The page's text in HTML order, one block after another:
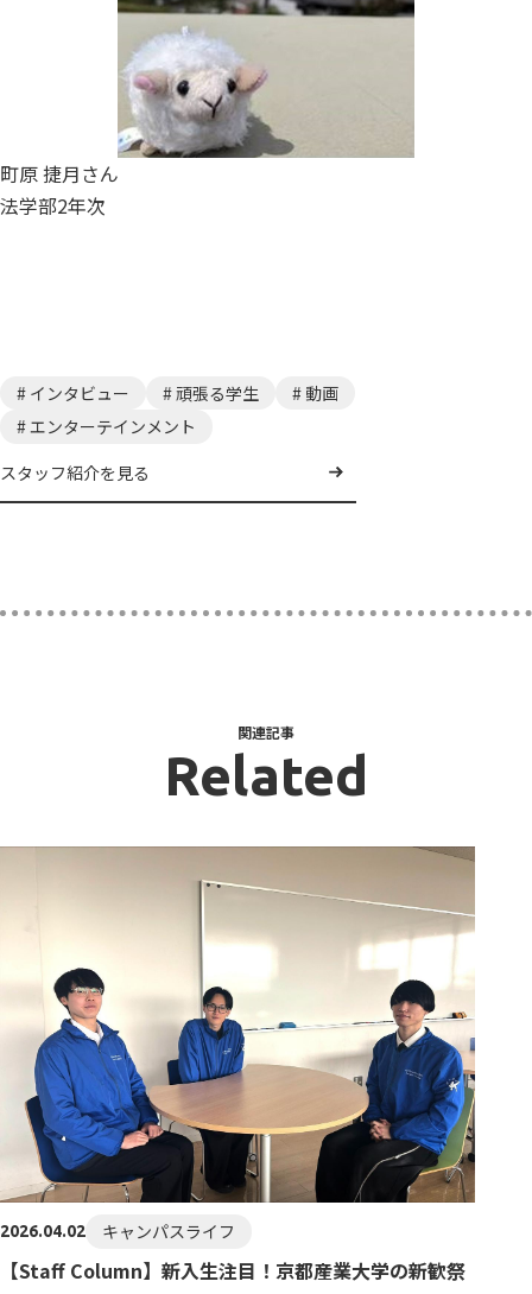
町原 捷月さん
法学部2年次
# インタビュー # 頑張る学生
# 動画
# エンターテインメント
スタッフ紹介を見る
関連記事
Related
2026.04.02 キャンパスライフ
【Staff Column】新入生注目！京都産業大学の新歓祭